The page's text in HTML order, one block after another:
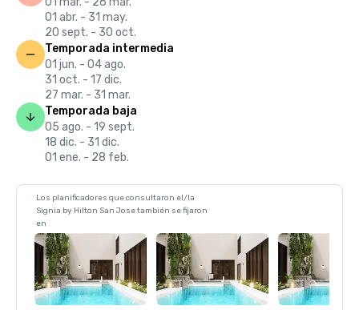
01 abr. - 31 may.
20 sept. - 30 oct.
Temporada intermedia
01 jun. - 04 ago.
31 oct. - 17 dic.
27 mar. - 31 mar.
Temporada baja
05 ago. - 19 sept.
18 dic. - 31 dic.
01 ene. - 28 feb.
Los planificadores que consultaron el/la
Signia by Hilton San Jose también se fijaron
en